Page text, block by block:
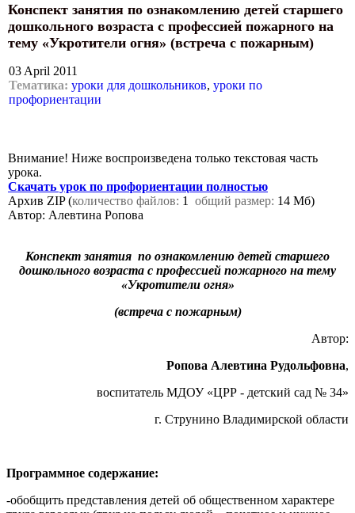
Конспект занятия по ознакомлению детей старшего
дошкольного возраста с профессией пожарного на
тему «Укротители огня» (встреча с пожарным)
03 April 2011
Тематика: уроки для дошкольников, уроки по
профориентации
Внимание! Ниже воспроизведена только текстовая часть
урока.
Скачать урок по профориентации полностью
Архив ZIP (количество файлов: 1 общий размер: 14 Мб)
Автор: Алевтина Ропова
Конспект занятия по ознакомлению детей старшего
дошкольного возраста с профессией пожарного на тему
«Укротители огня»
(встреча с пожарным)
Автор:
Ропова Алевтина Рудольфовна,
воспитатель МДОУ «ЦРР - детский сад № 34»
г. Струнино Владимирской области
Программное содержание:
-обобщить представления детей об общественном характере